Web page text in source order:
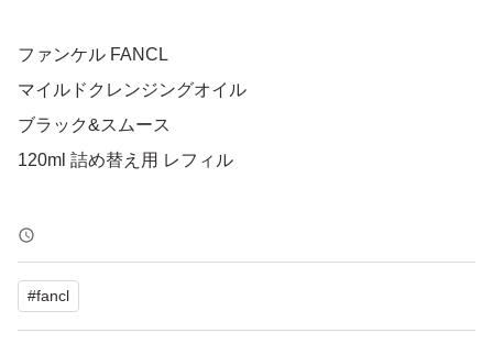
ファンケル FANCL
マイルドクレンジングオイル
ブラック&スムース
120ml 詰め替え用 レフィル
※外袋に若干の皺があります。
2点
#fancl